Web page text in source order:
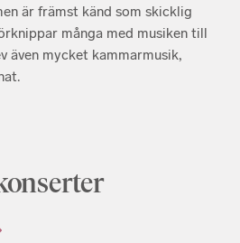
är främst känd som skicklig
många med musiken till
även mycket kammarmusik,